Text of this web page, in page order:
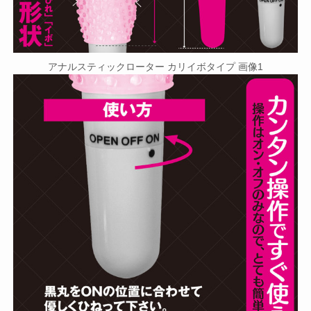
アナルスティックローター カリイボタイプ 画像1